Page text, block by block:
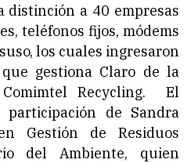
distinción a 40 empresas
teléfonos fijos, módems
los cuales ingresaron
gestiona Claro de la
Recycling. El
de Sandra
Gestión de Residuos
del Ambiente, quien